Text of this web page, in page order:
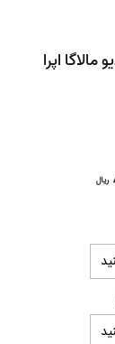
اپرا
ریالPrice